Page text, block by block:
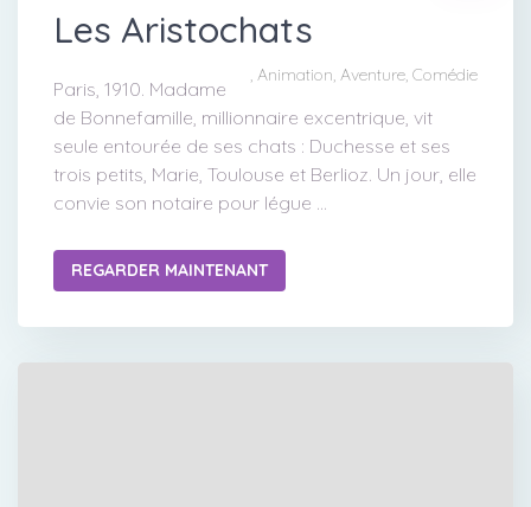
Les Aristochats
, Animation, Aventure, Comédie
Paris, 1910. Madame
de Bonnefamille, millionnaire excentrique, vit
seule entourée de ses chats : Duchesse et ses
trois petits, Marie, Toulouse et Berlioz. Un jour, elle
convie son notaire pour légue ...
REGARDER MAINTENANT